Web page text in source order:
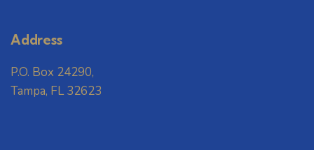
Address
P.O. Box 24290,
Tampa, FL 32623